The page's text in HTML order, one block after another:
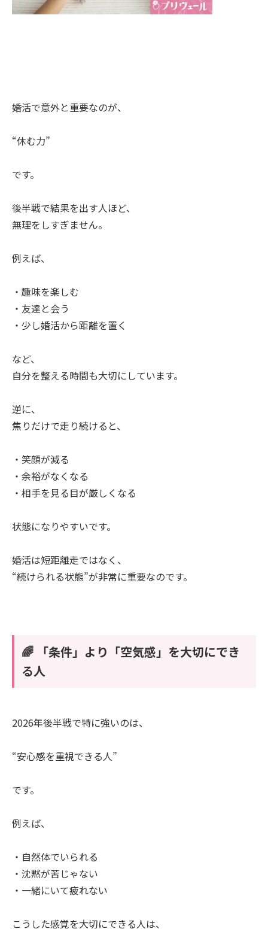
婚活で意外と重要なのが、
“休む力”
です。
後半戦で結果を出す人ほど、
無理をしすぎません。
例えば、
・趣味を楽しむ
・友達と会う
・少し婚活から距離を置く
など、
自分を整える時間も大切にしています。
逆に、
焦りだけで走り続けると、
・笑顔が減る
・余裕がなくなる
・相手を見る目が厳しくなる
状態になりやすいです。
婚活は短距離走ではなく、
“続けられる状態”が非常に重要なのです。
🌈 「条件」より「空気感」を大切にでき
る人
2026年後半戦で特に強いのは、
“安心感を重視できる人”
です。
例えば、
・自然体でいられる
・沈黙が苦じゃない
・一緒にいて疲れない
こうした感覚を大切にできる人は、